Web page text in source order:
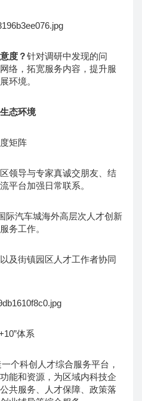
度？针对调研中发现的问
络，拓宽服务内容，提升服
环境。
态环境
矩阵
领导与专家真诚交朋友、结
平台加强日常联系。
际汽车城海外高层次人才创新
务工作。
及街镇园区人才工作者协同
体系
个科创人才综合服务平台，
能和资源，为区域内科技企
共服务、人才保障、政策落